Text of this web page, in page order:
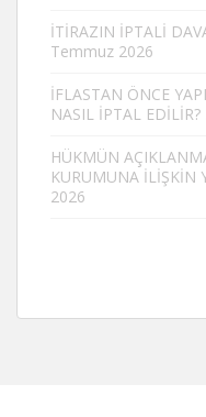
İTİRAZIN İPTALİ
Temmuz 2026
İFLASTAN ÖNCE
NASIL İPTAL EDİLİR?
HÜKMÜN
KURUMUNA İLİŞKİN
2026